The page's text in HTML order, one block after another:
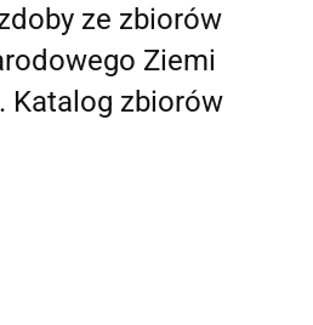
ze zbiorów
Ziemi
Katalog zbiorów